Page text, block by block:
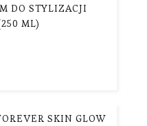
DO STYLIZACJI
ML)
SKIN GLOW